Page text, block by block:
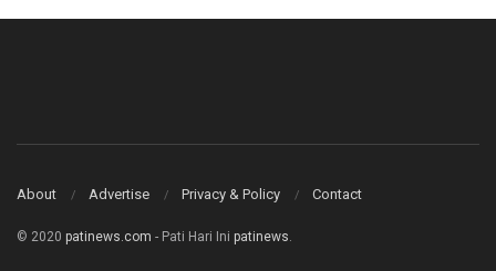
About Advertise Privacy & Policy Contact
© 2020 patinews.com - Pati Hari Ini patinews.